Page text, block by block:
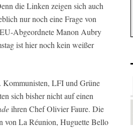
die Linken zeigen sich auch
nur noch eine Frage von
Abgeordnete Manon Aubry
ist hier noch kein weißer
Kommunisten, LFI und Grüne
sich bisher nicht auf einen
ihren Chef Olivier Faure. Die
von La Réunion, Huguette Bello